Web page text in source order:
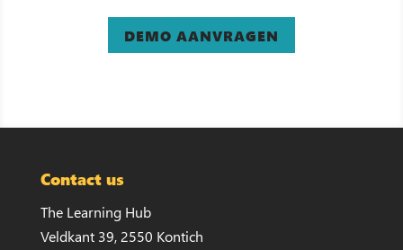
DEMO AANVRAGEN
Contact us
The Learning Hub
Veldkant 39, 2550 Kontich